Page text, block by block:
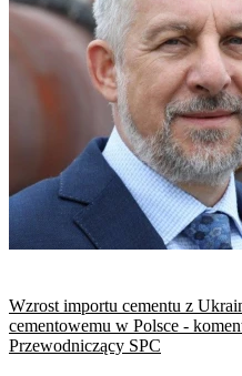
Wzrost importu cementu z
cementowemu w Polsce -
Przewodniczący SPC